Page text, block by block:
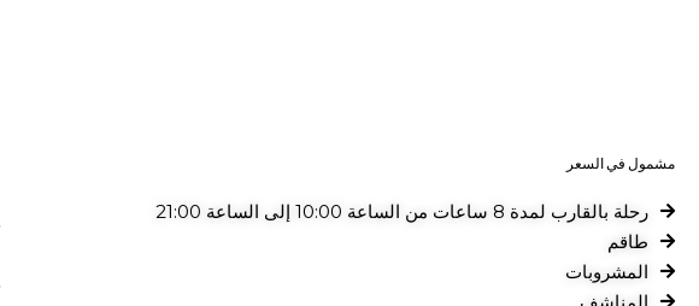
مشمول في السعر
رحلة بالقارب لمدة 8 ساعات من الساعة 10:00 إلى الساعة 21:00
طاقم
المشروبات